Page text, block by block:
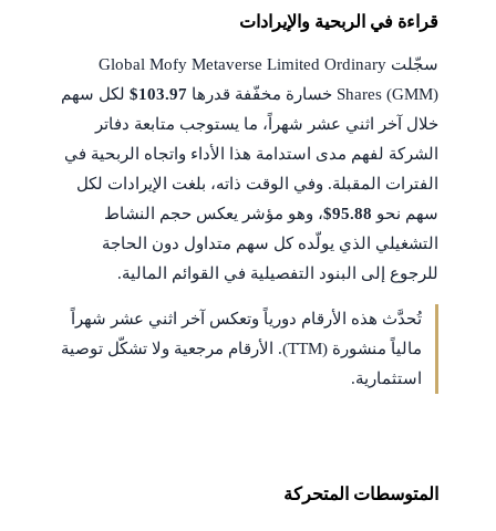
قراءة في الربحية والإيرادات
سجّلت Global Mofy Metaverse Limited Ordinary
Shares (GMM) خسارة مخفّفة قدرها
$103.97لكل سهم
خلال آخر اثني عشر شهراً، ما يستوجب متابعة دفاتر
الشركة لفهم مدى استدامة هذا الأداء واتجاه الربحية في
الفترات المقبلة. وفي الوقت ذاته، بلغت الإيرادات لكل
سهم نحو $95.88، وهو مؤشر يعكس حجم النشاط
التشغيلي الذي يولّده كل سهم متداول دون الحاجة
للرجوع إلى البنود التفصيلية في القوائم المالية.
تُحدَّث هذه الأرقام دورياً وتعكس آخر اثني عشر شهراً
مالياً منشورة (TTM). الأرقام مرجعية ولا تشكّل توصية
استثمارية.
المتوسطات المتحركة